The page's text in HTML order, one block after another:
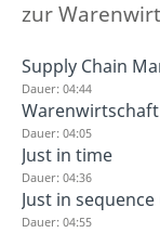
zur
Supply Chain
Dauer: 04:44
Warenwirtschaft
Dauer: 04:05
Just in time
Dauer: 04:36
Just in sequence
Dauer: 04:55